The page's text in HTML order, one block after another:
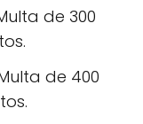
de 300
de 400